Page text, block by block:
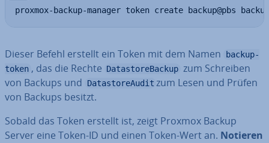
proxmox-backup-manager token create backup@pbs
Dieser Befehl erstellt ein Token mit dem Namen
backup-
token , das die Rechte DatastoreBackup zum Schreiben
von Backups und
DatastoreAudit zum Lesen und Prüfen
von Backups besitzt.
Sobald das Token erstellt ist, zeigt Proxmox Backup
Server eine Token-ID und einen Token-Wert an. Notieren